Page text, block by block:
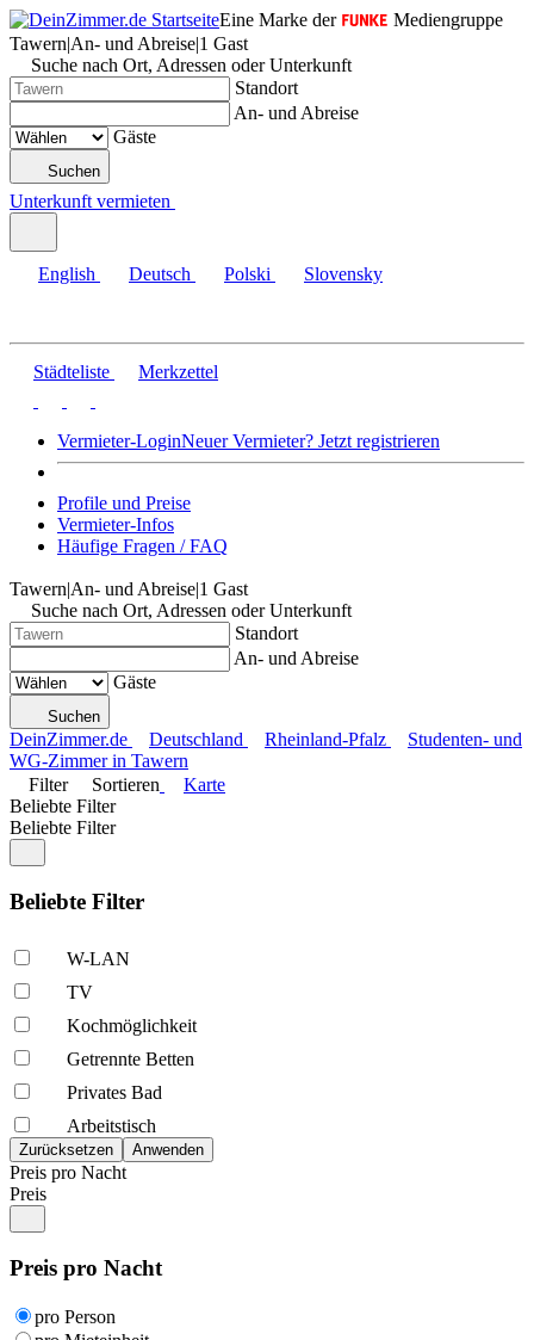
Eine Marke der
Mediengruppe
Tawern|An- und Abreise|1 Gast
Suche nach Ort, Adressen oder Unterkunft
Standort
An- und Abreise
Gäste
Suchen
Unterkunft vermieten
English Deutsch Polski Slovensky
Städteliste Merkzettel
Vermieter-LoginNeuer Vermieter? Jetzt registrieren
Profile und Preise
Vermieter-Infos
Häufige Fragen / FAQ
Tawern|An- und Abreise|1 Gast
Suche nach Ort, Adressen oder Unterkunft
Standort
An- und Abreise
Gäste
Suchen
DeinZimmer.de Deutschland Rheinland-Pfalz
Studenten- und
WG-Zimmer in Tawern
Filter
Sortieren
Karte
Beliebte Filter
Beliebte Filter
Beliebte Filter
W-LAN
TV
Kochmöglich­keit
Getrennte Betten
Privates Bad
Arbeitstisch
Preis pro Nacht
Preis
Preis pro Nacht
pro Person